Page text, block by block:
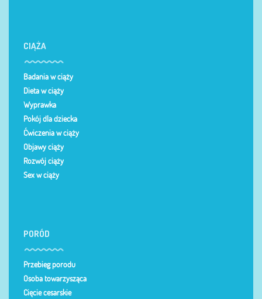
CIĄŻA
Badania w ciąży
Dieta w ciąży
Wyprawka
Pokój dla dziecka
Ćwiczenia w ciąży
Objawy ciąży
Rozwój ciąży
Sex w ciąży
PORÓD
Przebieg porodu
Osoba towarzysząca
Cięcie cesarskie